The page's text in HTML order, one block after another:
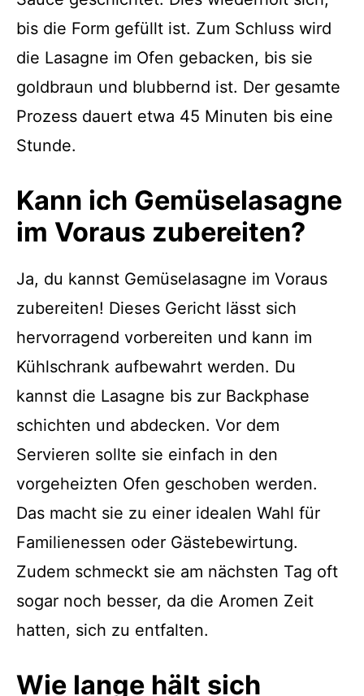
bis die Form gefüllt ist. Zum Schluss wird
die Lasagne im Ofen gebacken, bis sie
goldbraun und blubbernd ist. Der gesamte
Prozess dauert etwa 45 Minuten bis eine
Stunde.
Kann ich Gemüselasagne
im Voraus zubereiten?
Ja, du kannst Gemüselasagne im Voraus
zubereiten! Dieses Gericht lässt sich
hervorragend vorbereiten und kann im
Kühlschrank aufbewahrt werden. Du
kannst die Lasagne bis zur Backphase
schichten und abdecken. Vor dem
Servieren sollte sie einfach in den
vorgeheizten Ofen geschoben werden.
Das macht sie zu einer idealen Wahl für
Familienessen oder Gästebewirtung.
Zudem schmeckt sie am nächsten Tag oft
sogar noch besser, da die Aromen Zeit
hatten, sich zu entfalten.
Wie lange hält sich